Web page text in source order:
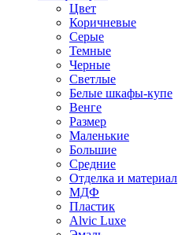
Цвет
Коричневые
Серые
Темные
Черные
Светлые
Белые шкафы-купе
Венге
Размер
Маленькие
Большие
Средние
Отделка и материал
МДФ
Пластик
Alvic Luxe